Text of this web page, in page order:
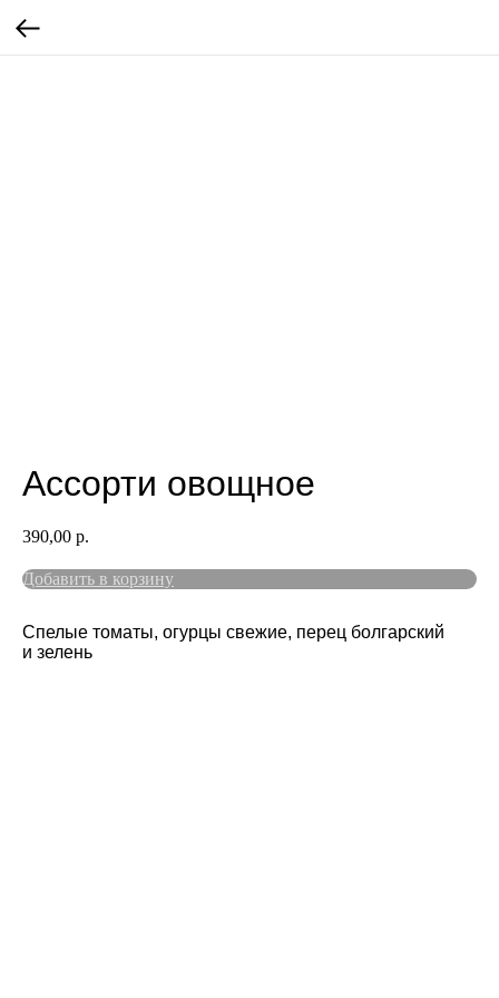
Ассорти овощное
390,00 р.
Добавить в корзину
Спелые томаты, огурцы свежие, перец болгарский
и зелень